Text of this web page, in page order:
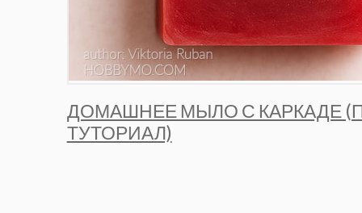
ДОМАШНЕЕ МЫЛО С КАРКАДЕ
ТУТОРИАЛ)